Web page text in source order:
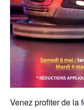
Venez profiter de la